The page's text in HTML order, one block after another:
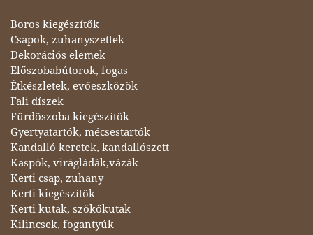
Boros kiegészítők
Csapok, zuhanyszettek
Dekorációs elemek
Előszobabútorok, fogas
Étkészletek, evőeszközök
Fali díszek
Fürdőszoba kiegészítők
Gyertyatartók, mécsestartók
Kandalló keretek, kandallószett
Kaspók, virágládák,vázák
Kerti csap, zuhany
Kerti kiegészítők
Kerti kutak, szökőkutak
Kilincsek, fogantyúk